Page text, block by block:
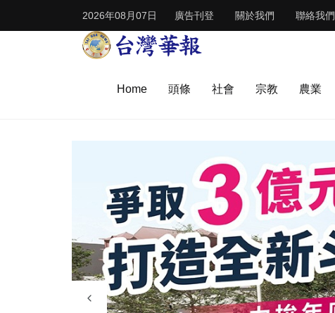
2026年08月07日 廣告刊登 關於我們 聯絡我們
Home 頭條 社會 宗教 農業